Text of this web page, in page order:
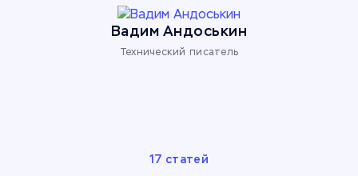
Вадим Андоськин
Технический писатель
17 статей